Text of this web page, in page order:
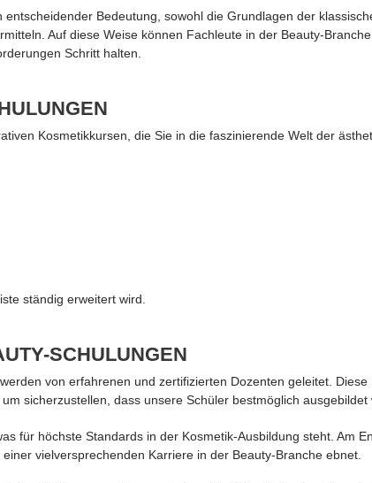
Bedeutung, sowohl die Grundlagen der
Auf diese Weise können Fachleute in der Beauty-
Schritt halten.
Kosmetikkursen, die Sie in die faszinierende Welt der
ständig erweitert wird.
SCHULUNGEN
von erfahrenen und zertifizierten Dozenten geleitet. Diese
sicherzustellen, dass unsere Schüler bestmöglich ausgebildet
für höchste Standards in der Kosmetik-Ausbildung steht. Am
vielversprechenden Karriere in der Beauty-Branche ebnet.